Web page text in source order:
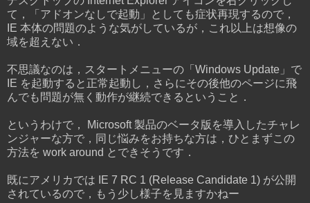
て，「アドオンなしで起動」としても症状再現するので，
IE 本体の問題のような気がしているが，これ以上は想像の
域を超えない．
不思議なのは，スタートメニューの「Windows Update」で
IE を起動すると正常起動し，さらにその後他のページに飛
んでも問題が無く動作が継続できるということ．
というわけで， Microsoft 製品のベータ版を導入したチャレ
ンジャーな方で，同じ悩みをお持ちな方は，ひとまずこの
方法を work around とできそうです．
既にアメリカでは IE 7 RC 1 (Release Candidate 1) が公開
されているので，もう少し様子を見ますかねー